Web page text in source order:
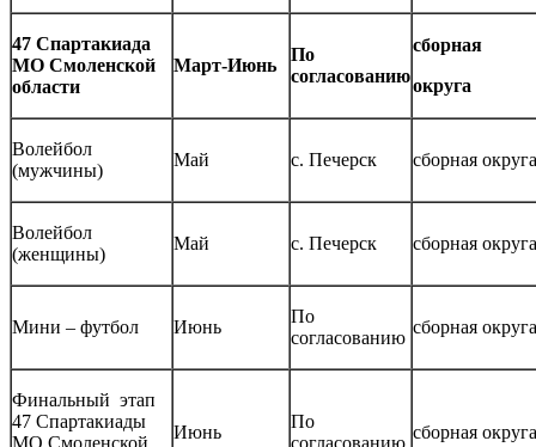
47 Спартакиада
МО Смоленской
области
Март-Июнь
По
согласованию
сборная
округа
Волейбол
(мужчины)
Май с. Печерск сборная округа
Волейбол
(женщины)
Май с. Печерск сборная округа
Мини – футбол Июнь
По
согласованию
сборная округа
Финальный этап
47 Спартакиады
МО Смоленской
Июнь
По
согласованию
сборная округа